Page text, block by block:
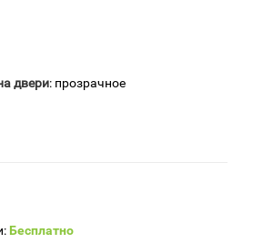
двери: прозрачное
Бесплатно